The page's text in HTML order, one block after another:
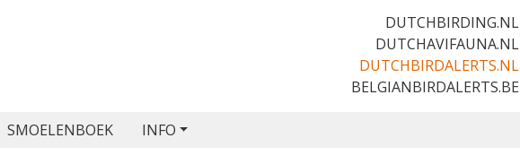
DUTCHBIRDING.NL
DUTCHAVIFAUNA.NL
DUTCHBIRDALERTS.NL
BELGIANBIRDALERTS.BE
SMOELENBOEK INFO